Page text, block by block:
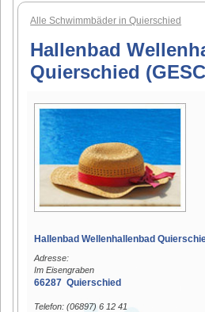
Alle Schwimmbäder in Quierschied
Hallenbad
Quierschied
Hallenbad Wellenhallenbad
Adresse:
Im Eisengraben
66287 Quierschied
Telefon: (06897) 6 12 41